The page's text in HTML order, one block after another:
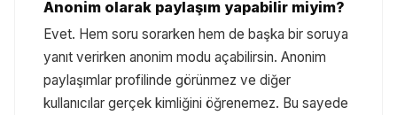
Anonim olarak paylaşım yapabilir miyim?
Evet. Hem soru sorarken hem de başka bir soruya
yanıt verirken anonim modu açabilirsin. Anonim
paylaşımlar profilinde görünmez ve diğer
kullanıcılar gerçek kimliğini öğrenemez. Bu sayede